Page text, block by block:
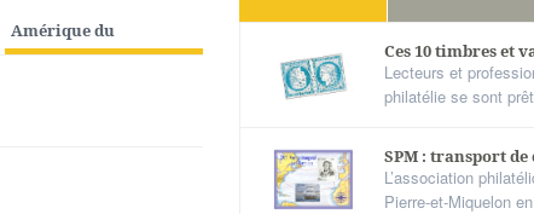
Amérique du
Ces 10 timbres et
Lecteurs et
philatélie se sont
SPM : transport
L’association
Pierre-et-Miquelon